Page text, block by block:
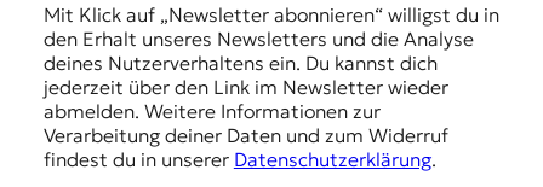
Mit Klick auf „Newsletter abonnieren“ willigst du in
den Erhalt unseres Newsletters und die Analyse
deines Nutzerverhaltens ein. Du kannst dich
jederzeit über den Link im Newsletter wieder
abmelden. Weitere Informationen zur
Verarbeitung deiner Daten und zum Widerruf
findest du in unserer Datenschutzerklärung.